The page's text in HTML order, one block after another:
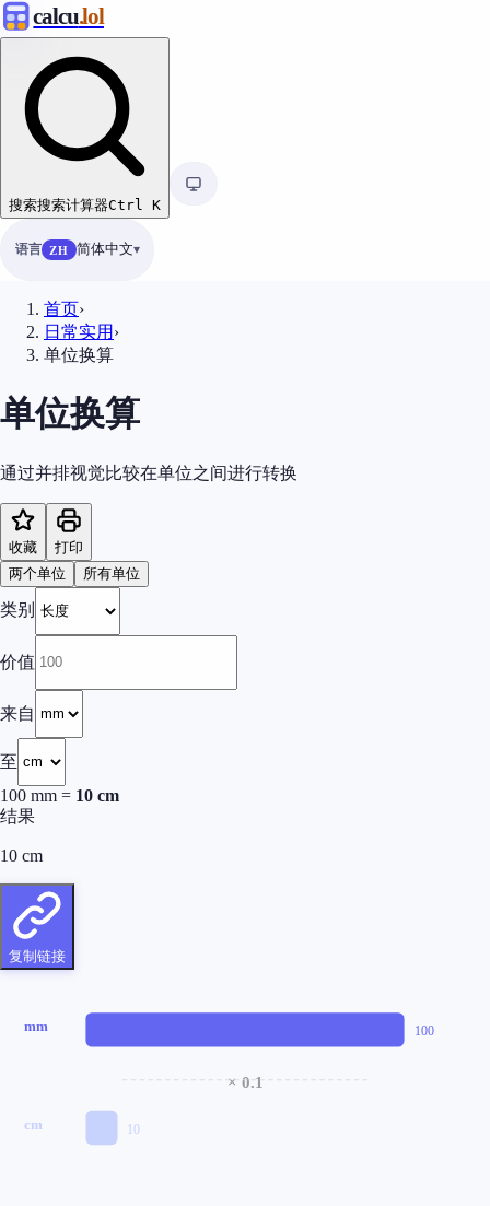
calcu.lol
搜索搜索计算器Ctrl K
语言 ZH 简体中文
首页›
日常实用 ›
单位换算
单位换算
通过并排视觉比较在单位之间进行转换
收藏
打印
两个单位
所有单位
类别
价值
来自
至
100 mm = 10 cm
结果
10 cm
复制链接
mm 100
× 0.1
cm 10